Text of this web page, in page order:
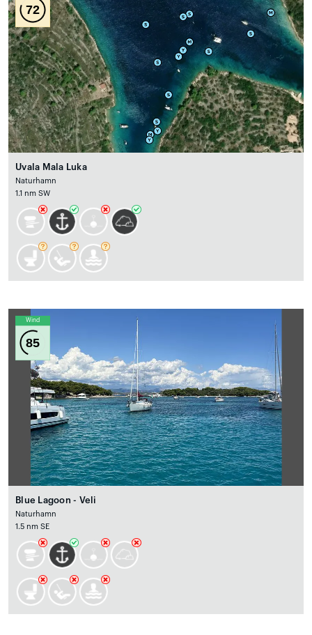
72
Uvala Mala Luka
Naturhamn
1.1 nm SW
Wind
85
Blue Lagoon - Veli
Naturhamn
1.5 nm SE